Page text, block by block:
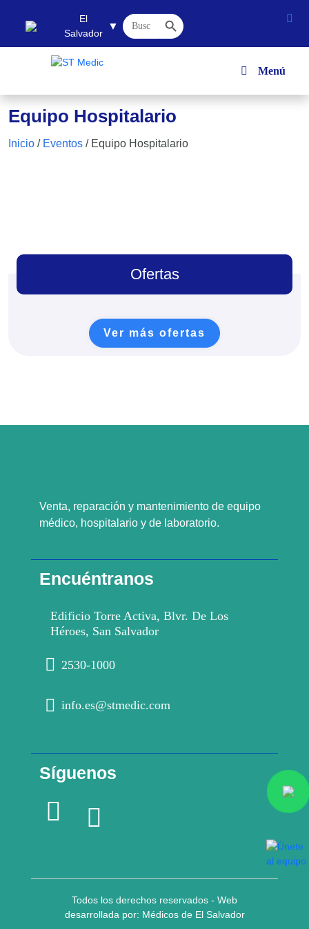
El
Salvador
▼
Buscar: Botón de búsqueda
Menú
Equipo Hospitalario
Inicio / Eventos / Equipo Hospitalario
Ofertas
Ver más ofertas
Venta, reparación y mantenimiento de equipo
médico, hospitalario y de laboratorio.
Encuéntranos
Edificio Torre Activa, Blvr. De Los
Héroes, San Salvador
2530-1000
info.es@stmedic.com
Síguenos
Todos los derechos reservados - Web
desarrollada por: Médicos de El Salvador